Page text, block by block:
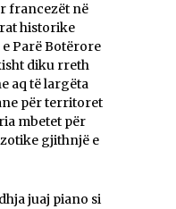
francezët në
historike
Parë Botërore
diku rreth
aq të largëta
për territoret
mbetet për
gjithnjë e
juaj piano si